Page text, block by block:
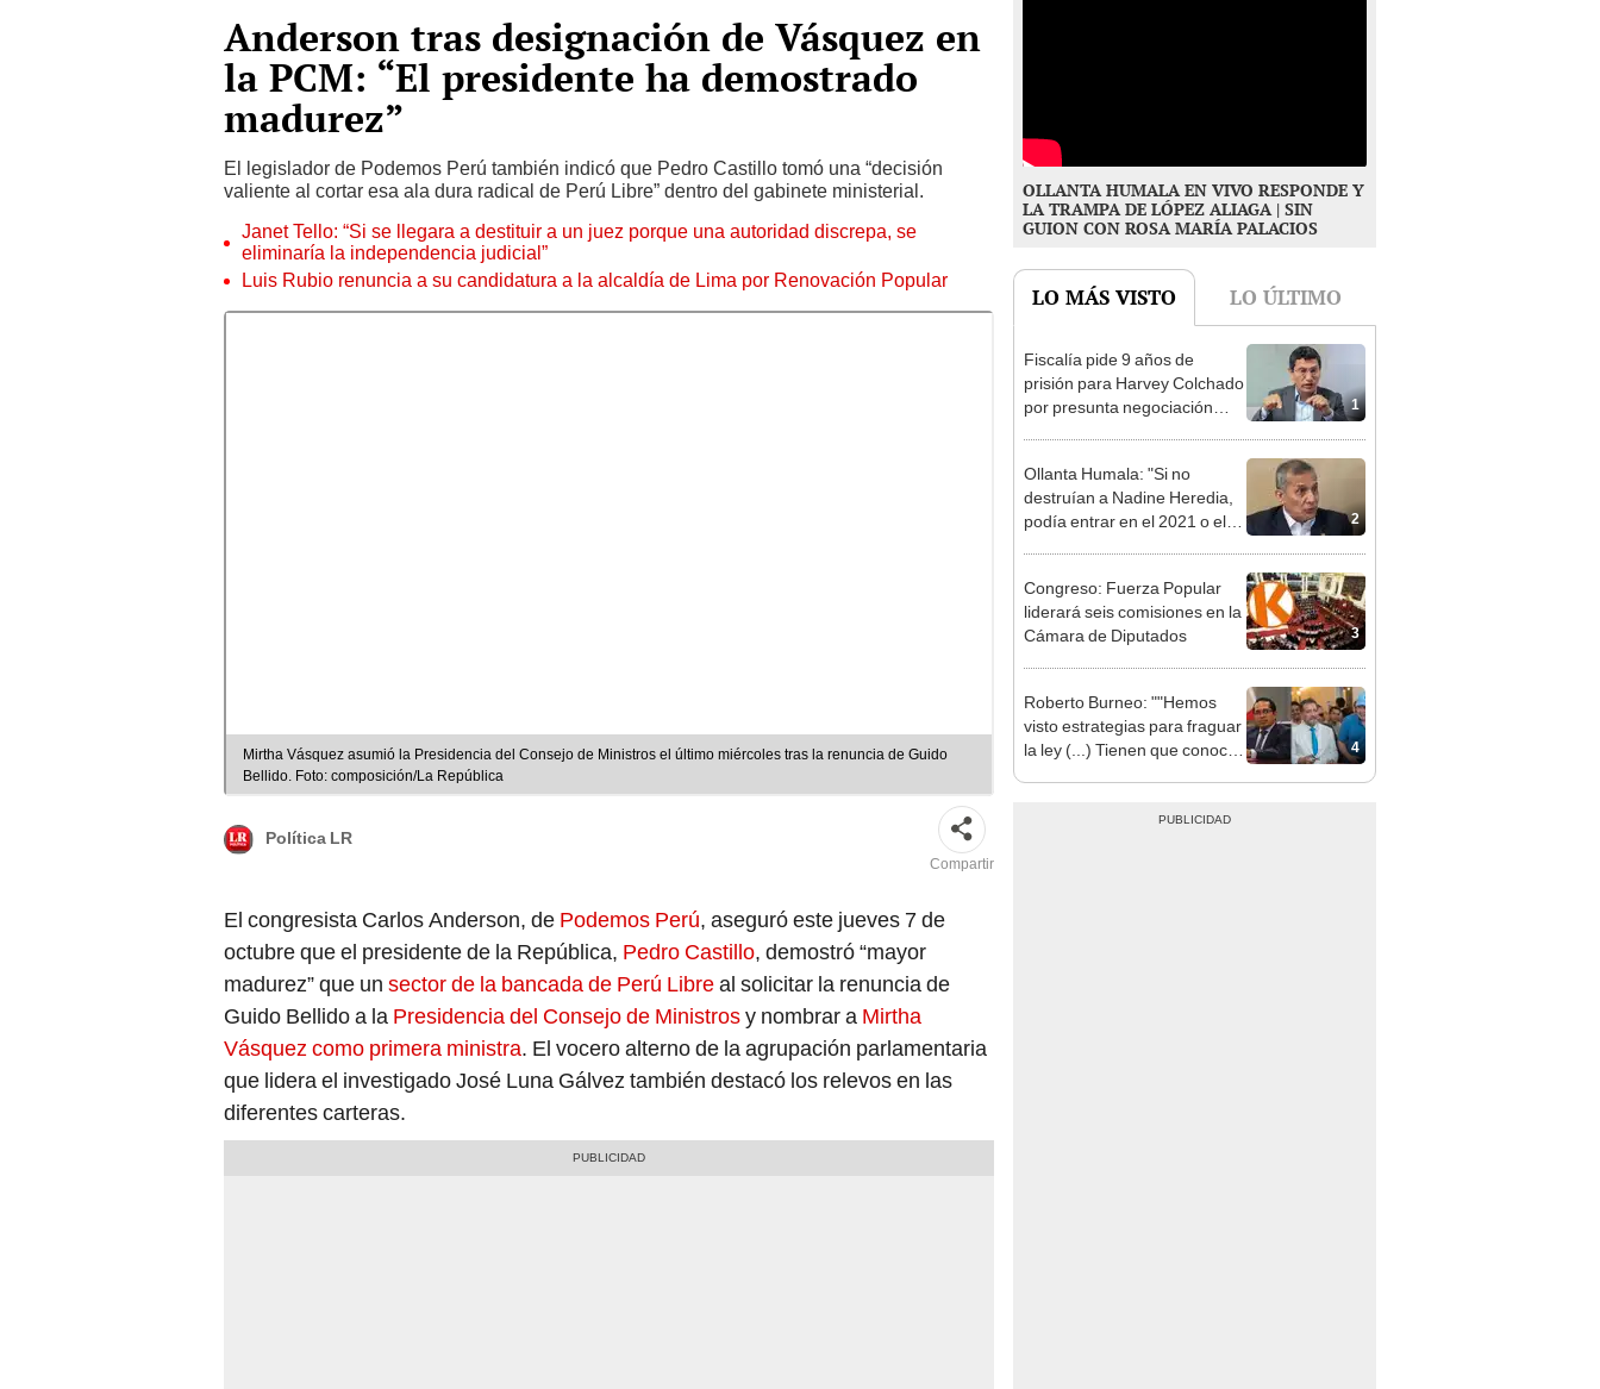
Anderson tras designación de Vásquez en
la PCM: “El presidente ha demostrado
madurez”
El legislador de Podemos Perú también indicó que Pedro Castillo tomó una “decisión
valiente al cortar esa ala dura radical de Perú Libre” dentro del gabinete ministerial.
Janet Tello: “Si se llegara a destituir a un juez porque una autoridad discrepa, se
eliminaría la independencia judicial”
Luis Rubio renuncia a su candidatura a la alcaldía de Lima por Renovación Popular
Mirtha Vásquez asumió la Presidencia del Consejo de Ministros el último miércoles tras la renuncia de Guido
Bellido. Foto: composición/La República
Política LR
Compartir
El congresista Carlos Anderson, de Podemos Perú, aseguró este jueves 7 de
octubre que el presidente de la República, Pedro Castillo, demostró “mayor
madurez” que un sector de la bancada de Perú Libreal solicitar la renuncia de
Guido Bellido a la Presidencia del Consejo de Ministrosy nombrar a Mirtha
Vásquez como primera ministra. El vocero alterno de la agrupación parlamentaria
que lidera el investigado José Luna Gálvez también destacó los relevos en las
diferentes carteras.
OLLANTA HUMALA EN VIVO RESPONDE Y
LA TRAMPA DE LÓPEZ ALIAGA | SIN
GUION CON ROSA MARÍA PALACIOS
LO MÁS VISTO LO ÚLTIMO
1
Fiscalía pide 9 años de
prisión para Harvey Colchado
por presunta negociación
2
Ollanta Humala: "Si no
destruían a Nadine Heredia,
podía entrar en el 2021 o el
3
Congreso: Fuerza Popular
liderará seis comisiones en la
Cámara de Diputados
4
Roberto Burneo: ""Hemos
visto estrategias para fraguar
la ley (...) Tienen que conocer